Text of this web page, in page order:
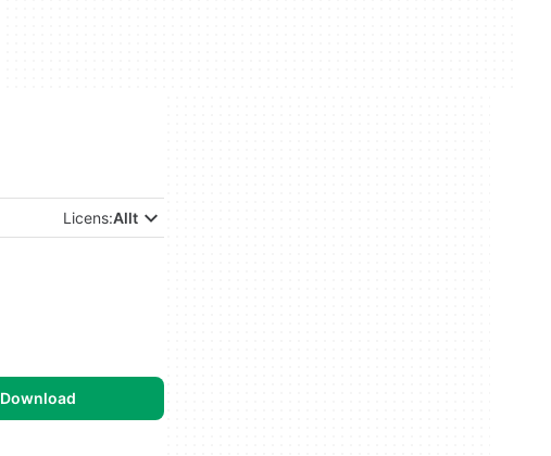
Licens:Allt
Download